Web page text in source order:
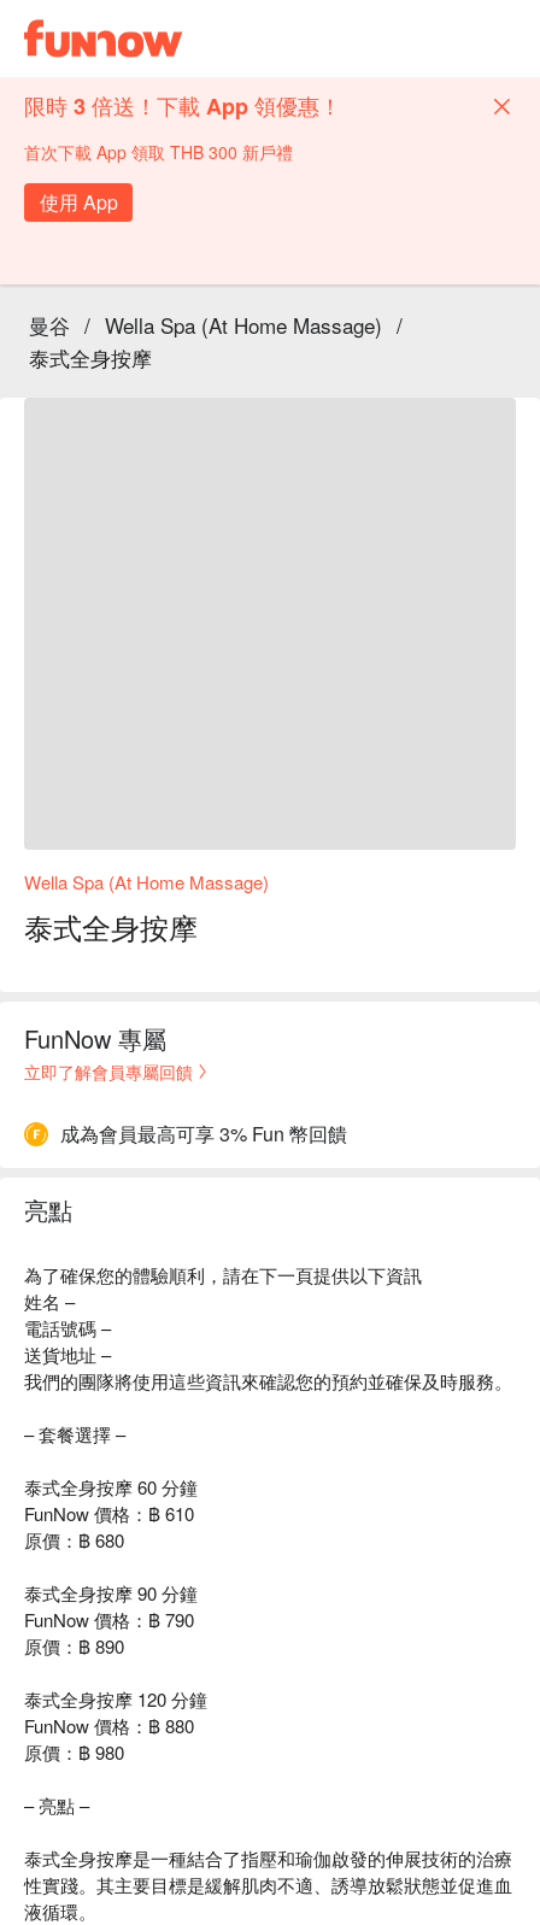
限時 3 倍送！下載 App 領優惠！
首次下載 App 領取 THB 300 新戶禮
使用 App
曼谷 / Wella Spa (At Home Massage) /
泰式全身按摩
Wella Spa (At Home Massage)
泰式全身按摩
FunNow 專屬
立即了解會員專屬回饋
成為會員最高可享 3% Fun 幣回饋
亮點
為了確保您的體驗順利，請在下一頁提供以下資訊
姓名 –
電話號碼 –
送貨地址 –
我們的團隊將使用這些資訊來確認您的預約並確保及時服務。
– 套餐選擇 –
泰式全身按摩 60 分鐘
FunNow 價格：฿ 610
原價：฿ 680
泰式全身按摩 90 分鐘
FunNow 價格：฿ 790
原價：฿ 890
泰式全身按摩 120 分鐘
FunNow 價格：฿ 880
原價：฿ 980
– 亮點 –
泰式全身按摩是一種結合了指壓和瑜伽啟發的伸展技術的治療
性實踐。其主要目標是緩解肌肉不適、誘導放鬆狀態並促進血
液循環。